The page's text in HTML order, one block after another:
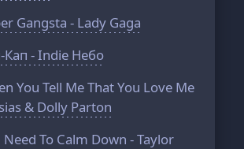
Gangsta - Lady Gaga
Кап - Indie Небо
You Tell Me That You Love Me
& Dolly Parton
Need To Calm Down - Taylor